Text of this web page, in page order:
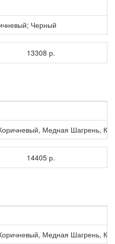
Черный
13308 р.
Медная Шагрень,
14405 р.
Медная Шагрень,